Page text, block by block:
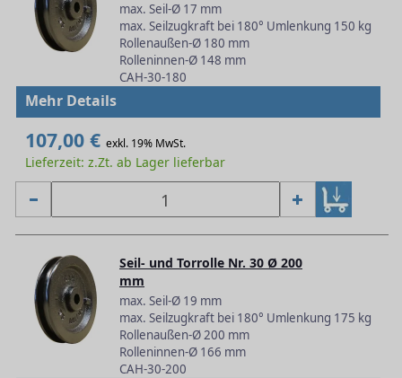
max. Seil-Ø 17 mm
max. Seilzugkraft bei 180° Umlenkung 150 kg
Rollenaußen-Ø 180 mm
Rolleninnen-Ø 148 mm
CAH-30-180
Mehr Details
107,00 € exkl. 19% MwSt.
Lieferzeit: z.Zt. ab Lager lieferbar
Seil- und Torrolle Nr. 30 Ø 200
mm
max. Seil-Ø 19 mm
max. Seilzugkraft bei 180° Umlenkung 175 kg
Rollenaußen-Ø 200 mm
Rolleninnen-Ø 166 mm
CAH-30-200